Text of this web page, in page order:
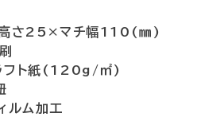
高さ25×マチ幅110(㎜)
フト紙(120g/㎡)
ルム加工